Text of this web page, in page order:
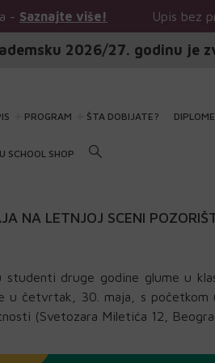
više! Upis bez prijemnog
2026/27. godinu je
PROGRAM ŠTA DOBIJATE?
SCHOOL SHOP
NA LETNJOJ SCENI
studenti druge godine glume u
u četvrtak, 30. maja, s početkom
(Svetozara Miletića 12,